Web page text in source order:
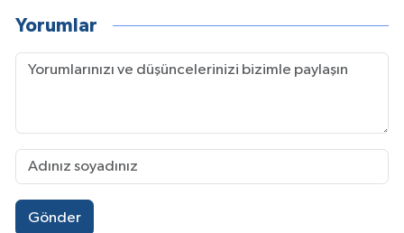
Yorumlar
Gönder